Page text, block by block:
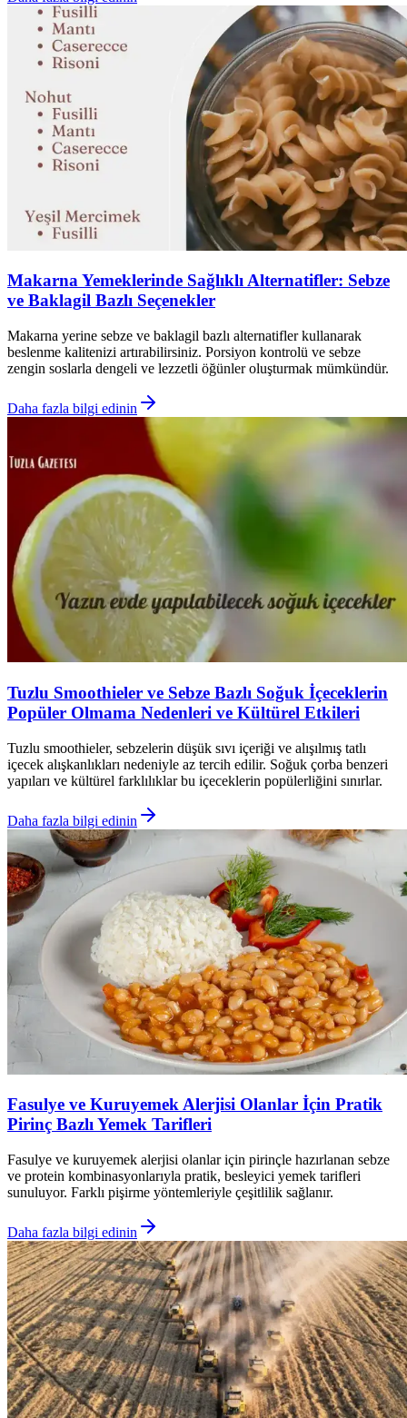
Makarna Yemeklerinde Sağlıklı Alternatifler: Sebze
ve Baklagil Bazlı Seçenekler
Makarna yerine sebze ve baklagil bazlı alternatifler kullanarak
beslenme kalitenizi artırabilirsiniz. Porsiyon kontrolü ve sebze
zengin soslarla dengeli ve lezzetli öğünler oluşturmak mümkündür.
Daha fazla bilgi edinin
Tuzlu Smoothieler ve Sebze Bazlı Soğuk İçeceklerin
Popüler Olmama Nedenleri ve Kültürel Etkileri
Tuzlu smoothieler, sebzelerin düşük sıvı içeriği ve alışılmış tatlı
içecek alışkanlıkları nedeniyle az tercih edilir. Soğuk çorba benzeri
yapıları ve kültürel farklılıklar bu içeceklerin popülerliğini sınırlar.
Daha fazla bilgi edinin
Fasulye ve Kuruyemek Alerjisi Olanlar İçin Pratik
Pirinç Bazlı Yemek Tarifleri
Fasulye ve kuruyemek alerjisi olanlar için pirinçle hazırlanan sebze
ve protein kombinasyonlarıyla pratik, besleyici yemek tarifleri
sunuluyor. Farklı pişirme yöntemleriyle çeşitlilik sağlanır.
Daha fazla bilgi edinin